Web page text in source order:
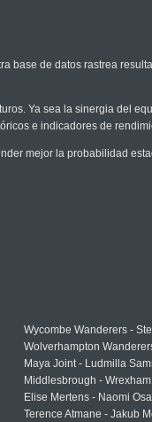
base de datos rastrea
Ya sea la sinergia del
e indicadores de
mejor la probabilidad
Wycombe Wanderers -
Wolverhampton
Maya Joint - Ludmilla
Middlesbrough - Wrexham
Elise Mertens - Naomi
Terence Atmane - Jakub